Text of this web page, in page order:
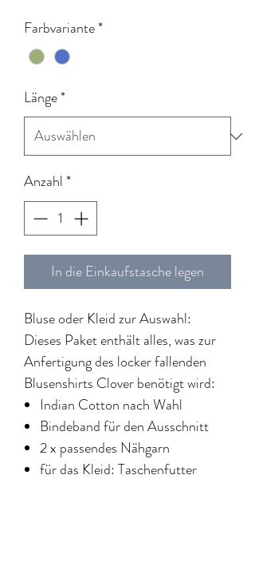
Farbvariante*
Länge*
Anzahl*
In die Einkaufstasche legen
Bluse oder Kleid zur Auswahl:
Dieses Paket enthält alles, was zur
Anfertigung des locker fallenden
Blusenshirts Clover benötigt wird:
Indian Cotton nach Wahl
Bindeband für den Ausschnitt
2 x passendes Nähgarn
für das Kleid: Taschenfutter